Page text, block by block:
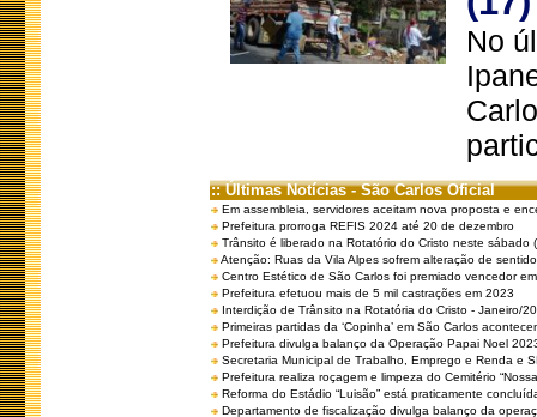
No
:: Últimas Notícias - São Carlos Oficial
Em assembleia, servidores aceitam nova proposta e
Prefeitura prorroga REFIS 2024 até 20 de dezembro
Trânsito é liberado na Rotatório do Cristo neste sábado
Atenção: Ruas da Vila Alpes sofrem alteração de
Centro Estético de São Carlos foi premiado vencedor
Prefeitura efetuou mais de 5 mil castrações em 2023
Interdição de Trânsito na Rotatória do Cristo - Janeiro/
Primeiras partidas da ‘Copinha’ em São Carlos
Prefeitura divulga balanço da Operação Papai Noel
Secretaria Municipal de Trabalho, Emprego e Renda e
Prefeitura realiza roçagem e limpeza do Cemitério
Reforma do Estádio “Luisão” está praticamente
Departamento de fiscalização divulga balanço da